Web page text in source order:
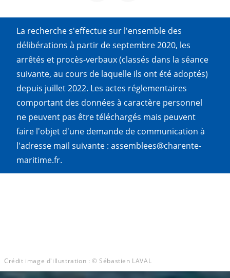
La recherche s'effectue sur l'ensemble des
délibérations à partir de septembre 2020, les
arrêtés et procès-verbaux (classés dans la séance
suivante, au cours de laquelle ils ont été adoptés)
depuis juillet 2022. Les actes réglementaires
comportant des données à caractère personnel
ne peuvent pas être téléchargés mais peuvent
faire l'objet d'une demande de communication à
l'adresse mail suivante : assemblees@charente-
maritime.fr.
Crédit image d'illustration : © Sébastien LAVAL